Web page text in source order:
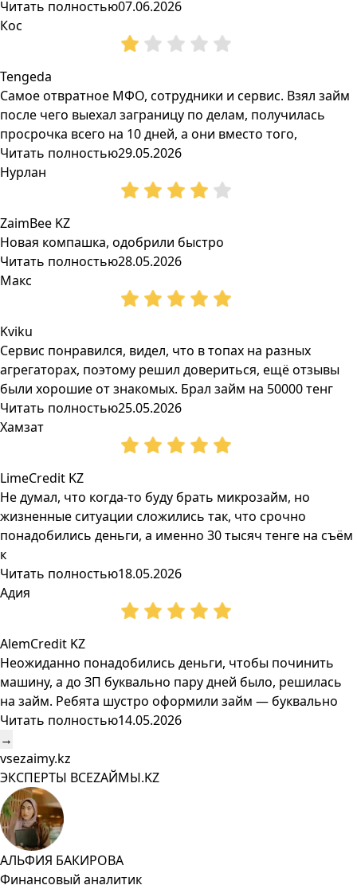
Читать полностью07.06.2026
Кос
Tengeda
Самое отвратное МФО, сотрудники и сервис. Взял займ
после чего выехал заграницу по делам, получилась
просрочка всего на 10 дней, а они вместо того,
Читать полностью29.05.2026
Нурлан
ZaimBee KZ
Новая компашка, одобрили быстро
Читать полностью28.05.2026
Макс
Kviku
Сервис понравился, видел, что в топах на разных
агрегаторах, поэтому решил довериться, ещё отзывы
были хорошие от знакомых. Брал займ на 50000 тенг
Читать полностью25.05.2026
Хамзат
LimeCredit KZ
Не думал, что когда-то буду брать микрозайм, но
жизненные ситуации сложились так, что срочно
понадобились деньги, а именно 30 тысяч тенге на съём
к
Читать полностью18.05.2026
Адия
AlemCredit KZ
Неожиданно понадобились деньги, чтобы починить
машину, а до ЗП буквально пару дней было, решилась
на займ. Ребята шустро оформили займ — буквально
Читать полностью14.05.2026
→
vsezaimy.kz
ЭКСПЕРТЫ ВСЕZAЙМЫ.KZ
АЛЬФИЯ БАКИРОВА
Финансовый аналитик